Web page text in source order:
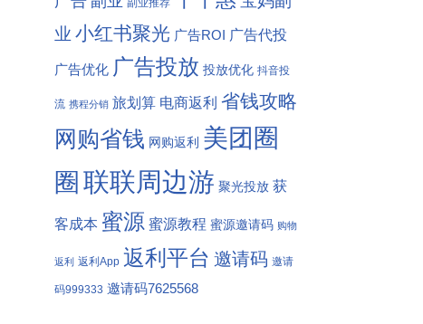
业 小红书聚光 广告ROI 广告代投
广告优化 广告投放 投放优化 抖音投
流 携程分销 旅划算 电商返利 省钱攻略
网购省钱 网购返利 美团圈
圈 联联周边游 聚光投放 获
客成本 蜜源 蜜源教程 蜜源邀请码 购物
返利 返利App 返利平台 邀请码 邀请
码999333 邀请码7625568